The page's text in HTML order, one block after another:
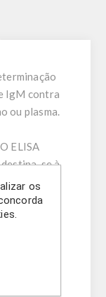
IgM contra
ou plasma.
O ELISA
se à
IgM
ou
para
os